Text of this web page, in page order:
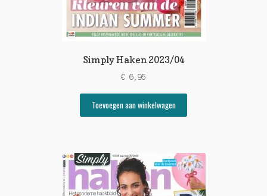
Simply Haken 2023/04
€ 6,95
Toevoegen aan winkelwagen